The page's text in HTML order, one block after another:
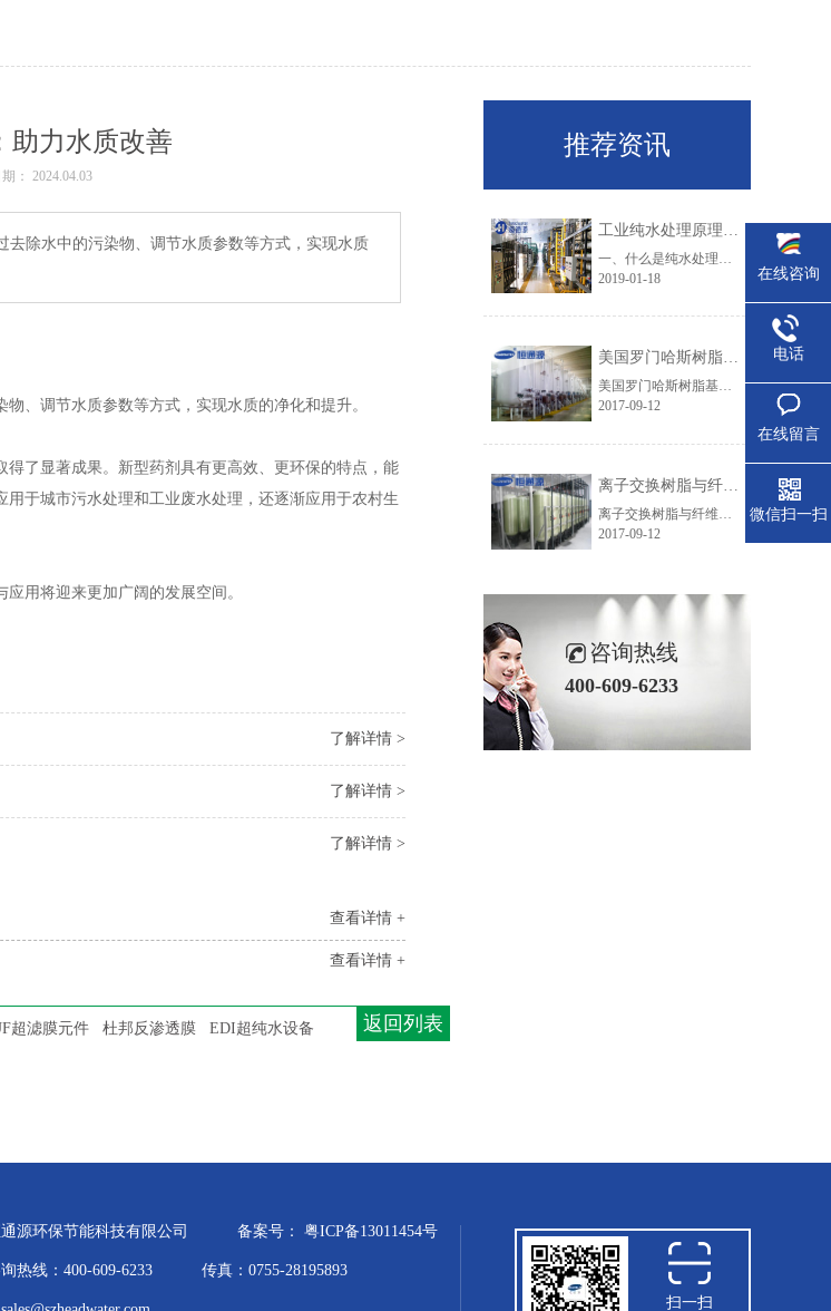
助力水质改善
： 2024.04.03
除水中的污染物、调节水质参数等方式，实现水质
、调节水质参数等方式，实现水质的净化和提升。
了显著成果。新型药剂具有更高效、更环保的特点，能
于城市污水处理和工业废水处理，还逐渐应用于农村生
用将迎来更加广阔的发展空间。
了解详情 >
了解详情 >
了解详情 >
查看详情 +
查看详情 +
返回列表
超滤膜元件 杜邦反渗透膜 EDI超纯水设备
推荐资讯
工业纯水处理原理及工艺技术大盘点
一、什么是纯水处理？纯水是指纯净水一般以城市自来水为水源，通过多层过滤，可将微生物等有害物质去除，但同时也去除了氟、钾、钙、镁等人体所需的矿物质。随着现代科技与现代工业的迅速发展，而且环境治理的相对滞后，目前我国水质污染形势严峻。由于工业废水、生活废水无节制的排放及农业污染，现在的地表水不仅含......
2019-01-18
美国罗门哈斯树脂基体结构的化学稳定性
美国罗门哈斯树脂基体结构的化学稳定性：工业级的罗门哈斯离子交换树脂交联度都较高,足够保证其不溶解性。当然新树脂在最初运行的时候可能会释放少量的低聚物或其它一些溶解性物质,但这种影响只是短期的。高的氧化环境(如有氯或铬酸存在的环境)可能会破坏树脂的化学结构和交联结构。试验表明,DVB含量为8%的聚苯乙烯磺......
2017-09-12
离子交换树脂与纤维粉混合供货的优点
离子交换树脂与纤维粉混合供货有哪些优点呢？离子交换树脂和纤维粉的区别，主要体现在：1、完全能够满足所有电厂凝结水质的要求，确保阴、阳树脂之间以及树脂与纤维粉之间的最佳比例，达到最佳的运行效果。2、罗门哈斯出厂时树脂采用专业设备混合，确保阴、阳树脂、纤维粉比人工调配混合更加均匀，提高使用效果。3、......
2017-09-12
咨询热线
400-609-6233
源环保节能科技有限公司 备案号： 粤ICP备13011454号
热线：400-609-6233 传真：0755-28195893
扫一扫
在线咨询
电话
在线留言
微信扫一扫